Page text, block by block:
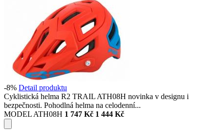
-8% Detail produktu
Cyklistická helma R2 TRAIL ATH08H novinka v designu i
bezpečnosti. Pohodlná helma na celodenní...
MODEL ATH08H 1 747 Kč 1 444 Kč